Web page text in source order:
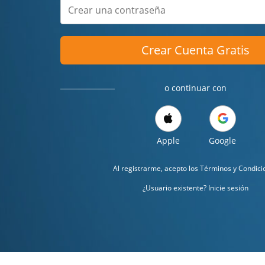
Crear Cuenta Gratis
o continuar con
Apple Google
Al registrarme, acepto los Términos y
¿Usuario existente? Inicie sesión